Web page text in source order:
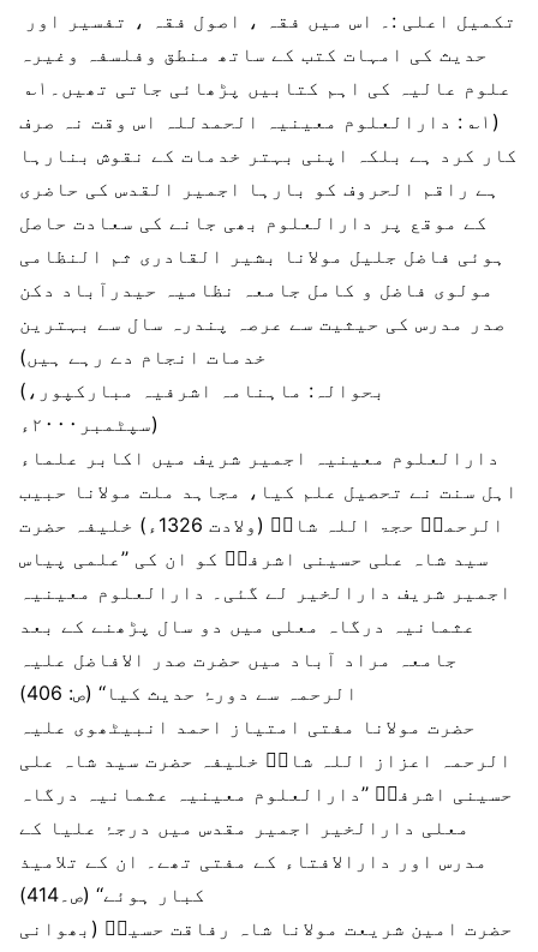
حدیث کی امہات کتب کے ساتھ منطق وفلسفہ وغیرہ
علوم عالیہ کی اہم کتابیں پڑھائی جاتی تھیں۔۱؎
(۱؎ : دارالعلوم معینیہ الحمدللہ اس وقت نہ صرف
کار کرد ہے بلکہ اپنی بہتر خدمات کے نقوش بنارہا
ہے راقم الحروف کو بارہا اجمیر القدس کی حاضری
کے موقع پر دارالعلوم بھی جانے کی سعادت حاصل
ہوئی فاضل جلیل مولانا بشیر القادری ثم النظامی
مولوی فاضل و کامل جامعہ نظامیہ حیدرآباد دکن
صدر مدرس کی حیثیت سے عرصہ پندرہ سال سے بہترین
خدمات انجام دے رہے ہیں)
(بحوالہ: ماہنامہ اشرفیہ مبارکپور،
سپٹمبر۲۰۰۰ء)
دارالعلوم معینیہ اجمیر شریف میں اکابر علماء
اہل سنت نے تحصیل علم کیا، مجاہد ملت مولانا حبیب
الرحمنؒ حجۃ اللہ شاہؒ (ولادت 1326ء) خلیفہ حضرت
سید شاہ علی حسینی اشرفیؒ کو ان کی ’’علمی پیاس
اجمیر شریف دارالخیر لے گئی۔ دارالعلوم معینیہ
عثمانیہ درگاہ معلی میں دو سال پڑھنے کے بعد
جامعہ مراد آباد میں حضرت صدر الافاضل علیہ
الرحمہ سے دورۂ حدیث کیا‘‘ (ص: 406)
حضرت مولانا مفتی امتیاز احمد انبیٹھوی علیہ
الرحمہ اعزاز اللہ شاہؒ خلیفہ حضرت سید شاہ علی
حسینی اشرفیؒ ’’دارالعلوم معینیہ عثمانیہ درگاہ
معلی دارالخیر اجمیر مقدس میں درجۂ علیا کے
مدرس اور دارالافتاء کے مفتی تھے۔ ان کے تلامیذ
کبار ہوئے‘‘ (ص۔414)
حضرت امین شریعت مولانا شاہ رفاقت حسینؒ (بھوانی